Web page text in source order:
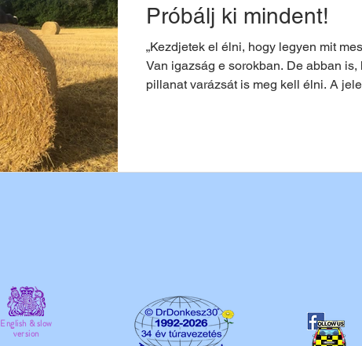
Próbálj ki mindent!
„Kezdjetek el élni, hogy legyen mit
Van igazság e sorokban. De abban is,
pillanat varázsát is meg kell élni. A
English & slow
version